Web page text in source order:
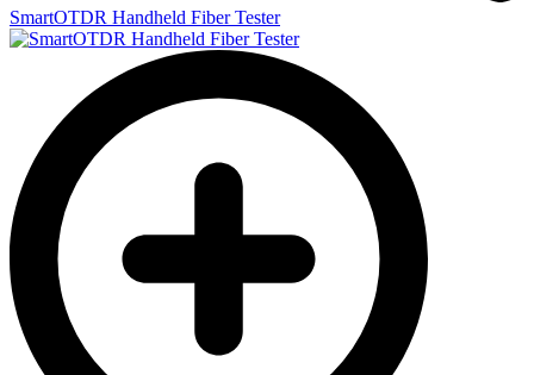
SmartOTDR Handheld Fiber Tester